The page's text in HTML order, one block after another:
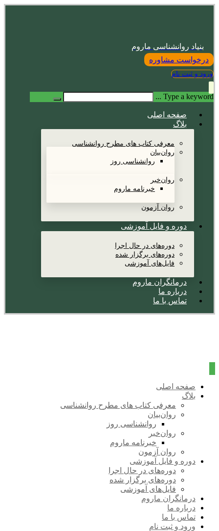
بنیاد روانشناسی ماروم
درخواست مشاوره
ورود و ثبت نام
Type a keyword ...
صفحه اصلی
بلاگ
معرفی کتاب های مطرح روانشناسی
روان‌بیان
روانشناسی روز
روان‌خبر
خبرنامه ماروم
روان آزمون
دوره و فایل آموزشی
دوره‌های در حال اجرا
دوره‌های برگزار شده
فایل‌های آموزشی
درمانگران ماروم
درباره ما
تماس با ما
صفحه اصلی
بلاگ
معرفی کتاب های مطرح روانشناسی
روان‌بیان
روانشناسی روز
روان‌خبر
خبرنامه ماروم
روان آزمون
دوره و فایل آموزشی
دوره‌های در حال اجرا
دوره‌های برگزار شده
فایل‌های آموزشی
درمانگران ماروم
درباره ما
تماس با ما
ورود و ثبت نام